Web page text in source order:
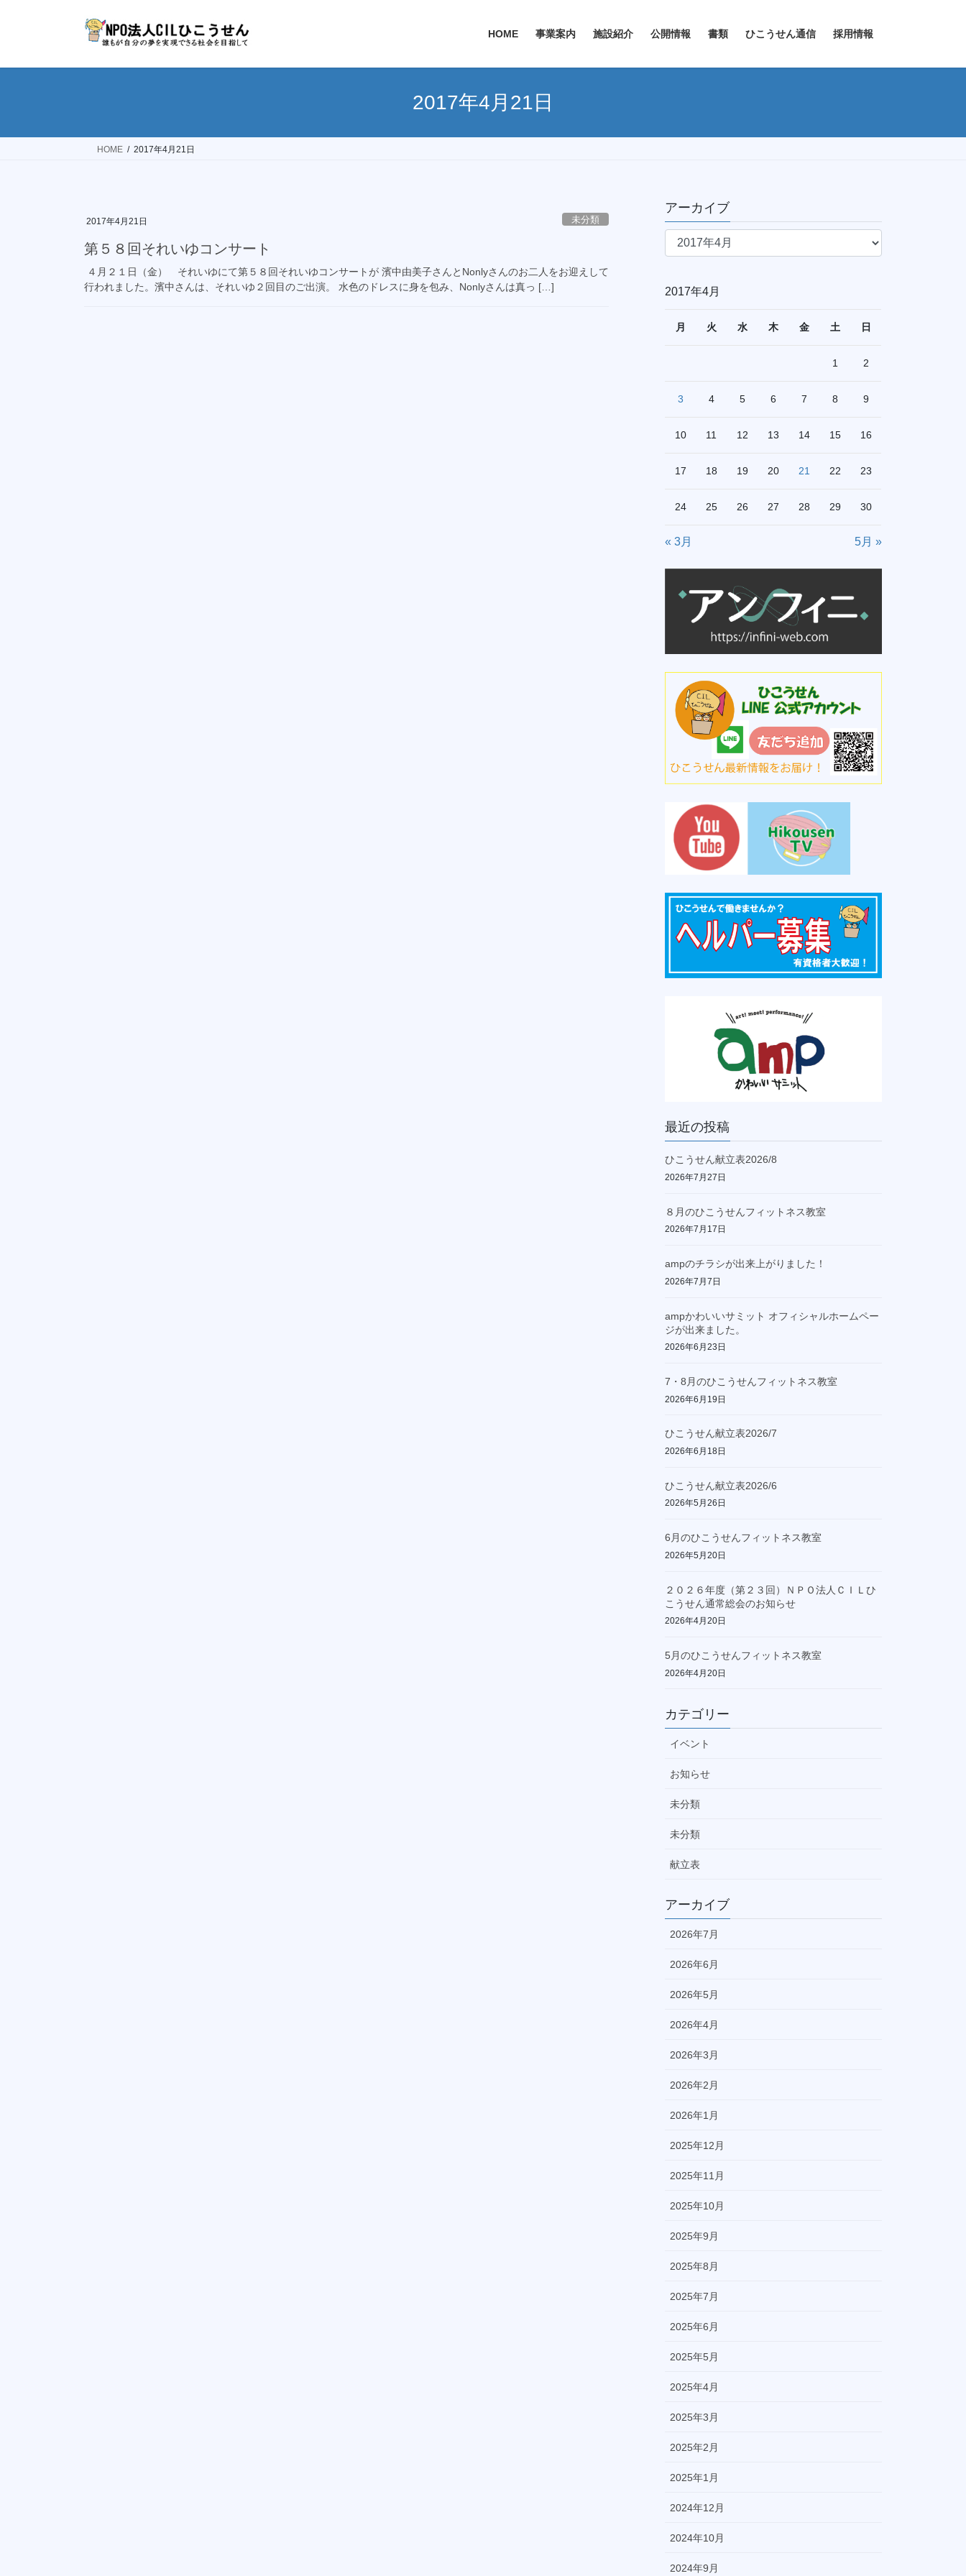
HOME 事業案内 施設紹介 公開情報 書類 ひこうせん通信 採用情報
2017年4月21日
HOME 2017年4月21日
2017年4月21日 未分類
第５８回それいゆコンサート
４月２１日（金） それいゆにて第５８回それいゆコンサートが 濱中由美子さんとNonlyさんのお二人をお迎えして
行われました。濱中さんは、それいゆ２回目のご出演。 水色のドレスに身を包み、Nonlyさんは真っ […]
アーカイブ
ア
ブ
2017年4月
月 火 水 木 金 土 日
1 2
3 4 5 6 7 8 9
10 11 12 13 14 15 16
17 18 19 20 21 22 23
24 25 26 27 28 29 30
« 3月 5月 »
最近の投稿
ひこうせん献立表2026/8
2026年7月27日
８月のひこうせんフィットネス教室
2026年7月17日
ampのチラシが出来上がりました！
2026年7月7日
ampかわいいサミット オフィシャルホームペー
ジが出来ました。
2026年6月23日
7・8月のひこうせんフィットネス教室
2026年6月19日
ひこうせん献立表2026/7
2026年6月18日
ひこうせん献立表2026/6
2026年5月26日
6月のひこうせんフィットネス教室
2026年5月20日
２０２６年度（第２３回）ＮＰＯ法人ＣＩＬひ
こうせん通常総会のお知らせ
2026年4月20日
5月のひこうせんフィットネス教室
2026年4月20日
カテゴリー
イベント
お知らせ
未分類
未分類
献立表
アーカイブ
2026年7月
2026年6月
2026年5月
2026年4月
2026年3月
2026年2月
2026年1月
2025年12月
2025年11月
2025年10月
2025年9月
2025年8月
2025年7月
2025年6月
2025年5月
2025年4月
2025年3月
2025年2月
2025年1月
2024年12月
2024年10月
2024年9月